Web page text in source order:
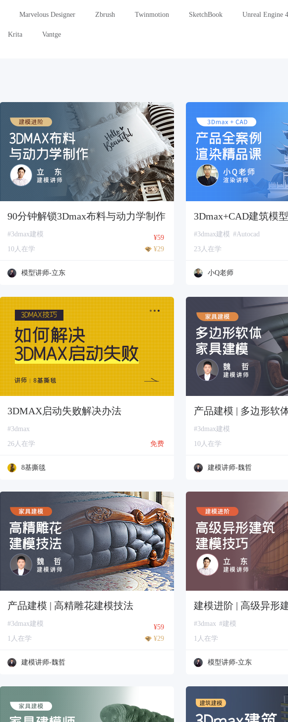
Marvelous Designer Zbrush Twinmotion SketchBook Unreal Engine 4
Krita Vantge
90分钟解锁3Dmax布料与动力学制作
#3dmax建模
10人在学
¥59
¥29
模型讲师-立东
#3dmax建模 #Autocad
23人在学
小Q老师
3DMAX启动失败解决办法
#3dmax
26人在学
免费
8基撕毯
产品建模 | 多边形软
#3dmax建模
10人在学
建模讲师-魏哲
产品建模 | 高精雕花建模技法
#3dmax建模
1人在学
¥59
¥29
建模讲师-魏哲
建模进阶 | 高级异形
#3dmax #建模
1人在学
模型讲师-立东